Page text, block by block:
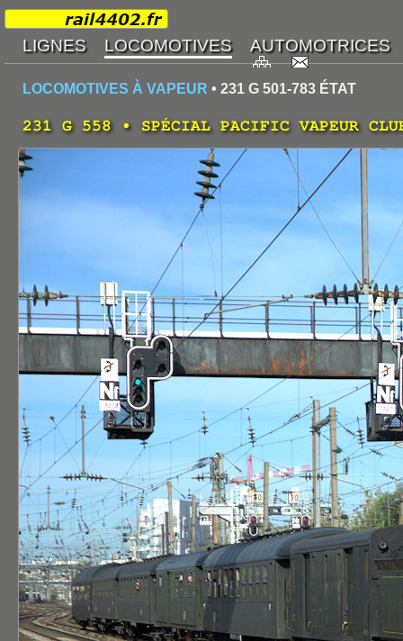
LOCOMOTIVES À VAPEUR • 231 G 501-783 ÉTAT
231 G 558 • SPÉCIAL PACIFIC VAPEUR